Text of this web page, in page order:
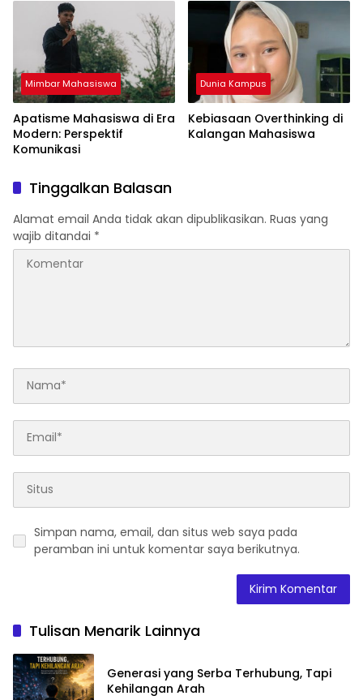
Mimbar Mahasiswa
Apatisme Mahasiswa di Era
Modern: Perspektif
Komunikasi
Dunia Kampus
Kebiasaan Overthinking di
Kalangan Mahasiswa
Tinggalkan Balasan
Alamat email Anda tidak akan dipublikasikan. Ruas yang
wajib ditandai *
Simpan nama, email, dan situs web saya pada
peramban ini untuk komentar saya berikutnya.
Tulisan Menarik Lainnya
Generasi yang Serba Terhubung, Tapi
Kehilangan Arah